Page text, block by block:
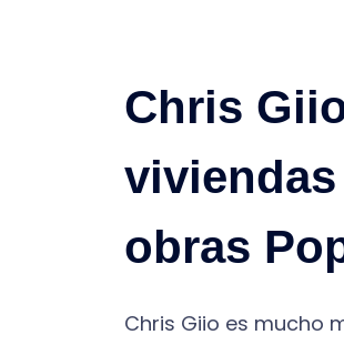
Chris
obras
Chris Giio es mucho